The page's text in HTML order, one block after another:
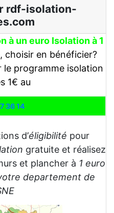
rdf-isolation-
à un euro Isolation à 1
en bénéficier?
le programme isolation
1€ au
36 14
d’éligibilité pour
gratuite et réalisez
et plancher à 1 euro
departement de